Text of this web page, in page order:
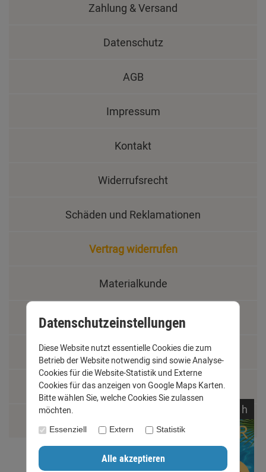
Zahlung & Versand
Datenschutz
AGB
Impressum
Kontakt
Widerrufsrecht
Schäden und Reklamationen
Vertrag widerrufen
Materialkunde
Fachbegriffe
Jobs
Montage und Installationshilfen
h
Datenschutzeinstellungen
Diese Website nutzt essentielle Cookies die zum
Betrieb der Website notwendig sind sowie Analyse-
Cookies für die Website-Statistik und Externe
Cookies für das anzeigen von Google Maps Karten.
Bitte wählen Sie, welche Cookies Sie zulassen
möchten.
Essenziell Extern Statistik